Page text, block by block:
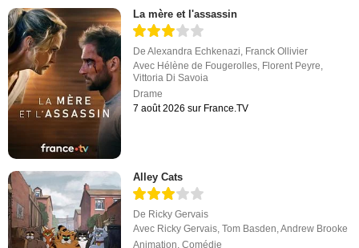
La mère et l'assassin
DeAlexandra Echkenazi Franck Ollivier
Avec Hélène de Fougerolles Florent Peyre
Vittoria Di Savoia
Drame
7 août 2026 sur France.TV
Alley Cats
De Ricky Gervais
Avec Ricky Gervais,Tom Basden,Andrew Brooke
Animation,Comédie